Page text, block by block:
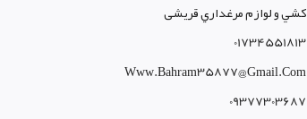
کشي و لوازم مرغداري قریشی
01734551813
Www.bahram35877@gmail.com
09377303687